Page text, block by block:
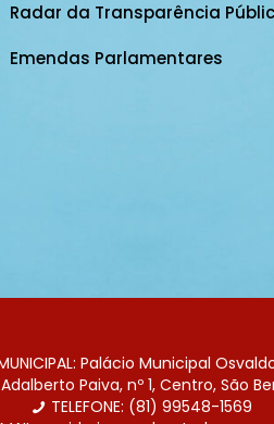
Radar da Transparência
Emendas Parlamentares
MUNICIPAL: Palácio Municipal
Paiva, nº 1, Centro, São
TELEFONE: (81) 99548-1569